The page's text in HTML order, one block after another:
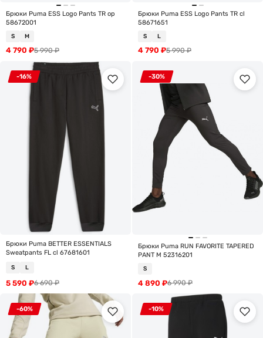
Брюки Puma ESS Logo Pants TR op
58672001
S M
5 990₽
4 790 ₽
Брюки Puma ESS Logo Pants TR cl
58671651
S L
5 990₽
4 790 ₽
-16%
Брюки Puma BETTER ESSENTIALS
Sweatpants FL cl 67681601
S L
6 690₽
5 590 ₽
-30%
Брюки Puma RUN FAVORITE TAPERED
PANT M 52316201
S
6 990₽
4 890 ₽
-60% -10%